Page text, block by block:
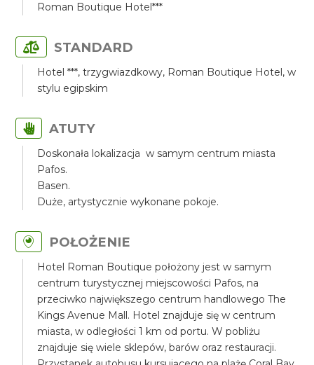
Roman Boutique Hotel***
STANDARD
Hotel ***, trzygwiazdkowy, Roman Boutique Hotel, w
stylu egipskim
ATUTY
Doskonała lokalizacja w samym centrum miasta
Pafos.
Basen.
Duże, artystycznie wykonane pokoje.
POŁOŻENIE
Hotel Roman Boutique położony jest w samym
centrum turystycznej miejscowości Pafos, na
przeciwko największego centrum handlowego The
Kings Avenue Mall. Hotel znajduje się w centrum
miasta, w odległości 1 km od portu. W pobliżu
znajduje się wiele sklepów, barów oraz restauracji.